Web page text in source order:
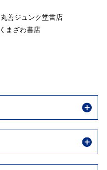
丸善ジュンク堂書店
くまざわ書店